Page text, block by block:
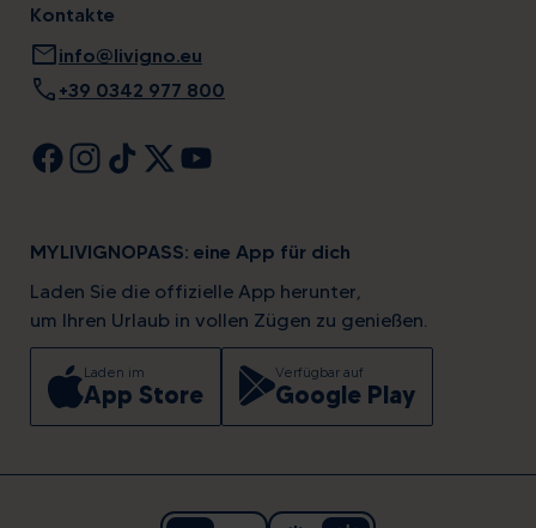
Kontakte
mailinfo@livigno.eu
call +39 0342 977 800
MYLIVIGNOPASS: eine App für dich
Laden Sie die offizielle App herunter,
um Ihren Urlaub in vollen Zügen zu genießen.
Laden im
App Store
Verfügbar auf
Google Play